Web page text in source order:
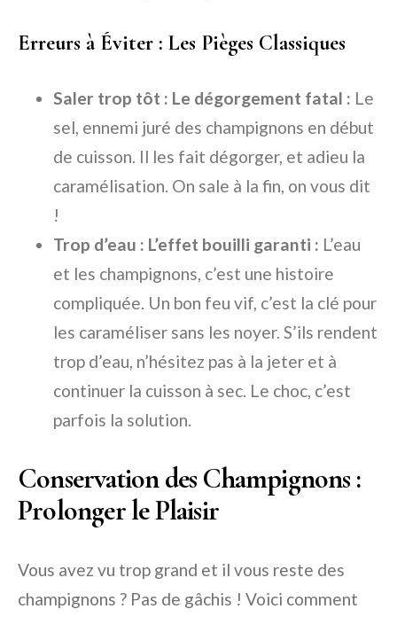
Erreurs à Éviter : Les Pièges Classiques
Saler trop tôt : Le dégorgement fatal : Le
sel, ennemi juré des champignons en début
de cuisson. Il les fait dégorger, et adieu la
caramélisation. On sale à la fin, on vous dit
!
Trop d’eau : L’effet bouilli garanti : L’eau
et les champignons, c’est une histoire
compliquée. Un bon feu vif, c’est la clé pour
les caraméliser sans les noyer. S’ils rendent
trop d’eau, n’hésitez pas à la jeter et à
continuer la cuisson à sec. Le choc, c’est
parfois la solution.
Conservation des Champignons :
Prolonger le Plaisir
Vous avez vu trop grand et il vous reste des
champignons ? Pas de gâchis ! Voici comment